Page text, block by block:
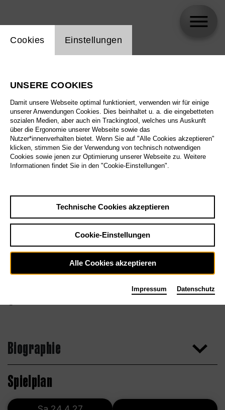
Biographie
Spielplan
Einstellung Website Cookie
Cookies Einstellungen
UNSERE COOKIES
Damit unsere Webseite optimal funktioniert, verwenden wir für einige
unserer Anwendungen Cookies. Dies beinhaltet u. a. die eingebetteten
sozialen Medien, aber auch ein Trackingtool, welches uns Auskunft
über die Ergonomie unserer Webseite sowie das
Nutzer*innenverhalten bietet. Wenn Sie auf "Alle Cookies akzeptieren"
klicken, stimmen Sie der Verwendung von technisch notwendigen
Cookies sowie jenen zur Optimierung unserer Webseite zu. Weitere
Informationen findet Sie in den "Cookie-Einstellungen".
Technische Cookies akzeptieren
Cookie-Einstellungen
Alle Cookies akzeptieren
Impressum Datenschutz